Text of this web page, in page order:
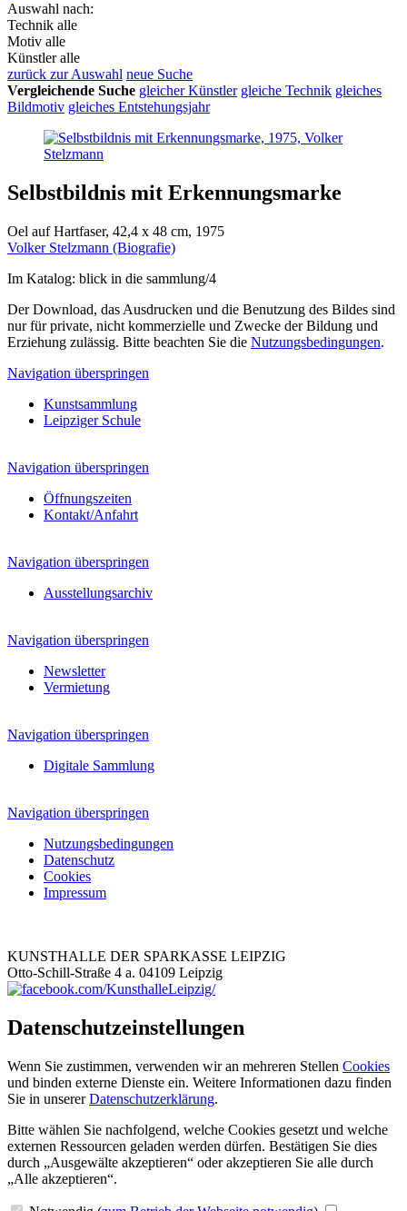
Auswahl nach:
Technik alle
Motiv alle
Künstleralle
zurück zur Auswahl neue Suche
Vergleichende Suche gleicher Künstler gleiche Technik gleiches
Bildmotiv gleiches Entstehungsjahr
Selbstbildnis mit Erkennungsmarke
Oel auf Hartfaser, 42,4 x 48 cm, 1975
Volker Stelzmann (Biografie)
Im Katalog: blick in die sammlung/4
Der Download, das Ausdrucken und die Benutzung des Bildes sind
nur für private, nicht kommerzielle und Zwecke der Bildung und
Erziehung zulässig. Bitte beachten Sie die Nutzungsbedingungen.
Navigation überspringen
Kunstsammlung
Leipziger Schule
Navigation überspringen
Öffnungszeiten
Kontakt/Anfahrt
Navigation überspringen
Ausstellungsarchiv
Navigation überspringen
Newsletter
Vermietung
Navigation überspringen
Digitale Sammlung
Navigation überspringen
Nutzungsbedingungen
Datenschutz
Cookies
Impressum
KUNSTHALLE DER SPARKASSE LEIPZIG
Otto-Schill-Straße 4 a. 04109 Leipzig
Datenschutzeinstellungen
Wenn Sie zustimmen, verwenden wir an mehreren Stellen Cookies
und binden externe Dienste ein. Weitere Informationen dazu finden
Sie in unsererDatenschutzerklärung.
Bitte wählen Sie nachfolgend, welche Cookies gesetzt und welche
externen Ressourcen geladen werden dürfen. Bestätigen Sie dies
durch „Ausgewälte akzeptieren“ oder akzeptieren Sie alle durch
„Alle akzeptieren“.